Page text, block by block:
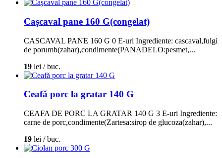
Caşcaval pane 160 G(congelat)
CASCAVAL PANE 160 G 0 E-uri Ingrediente: cascaval,fulgi
de porumb(zahar),condimente(PANADELO:pesmet,...
19 lei / buc.
Ceafă porc la gratar 140 G
CEAFA DE PORC LA GRATAR 140 G 3 E-uri Ingrediente:
carne de porc,condimente(Zartesa:sirop de glucoza(zahar),...
19 lei / buc.